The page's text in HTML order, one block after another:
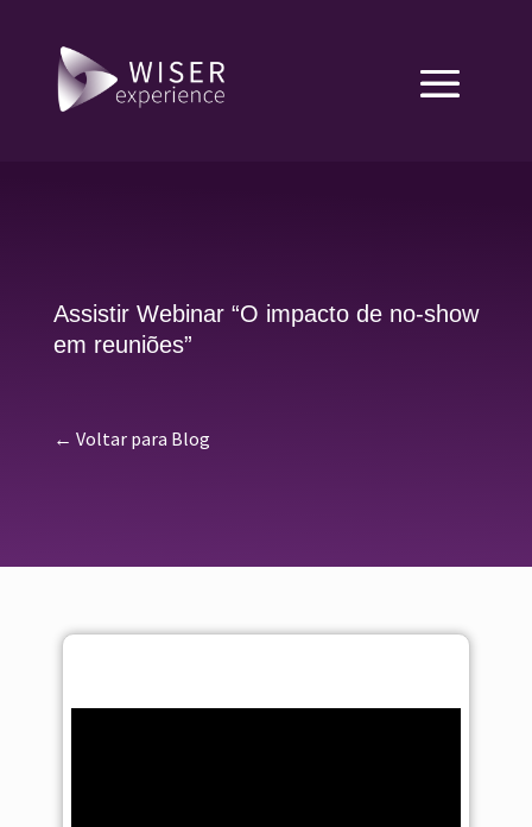
Assistir Webinar “O impacto de no-show
em reuniões”
← Voltar para Blog